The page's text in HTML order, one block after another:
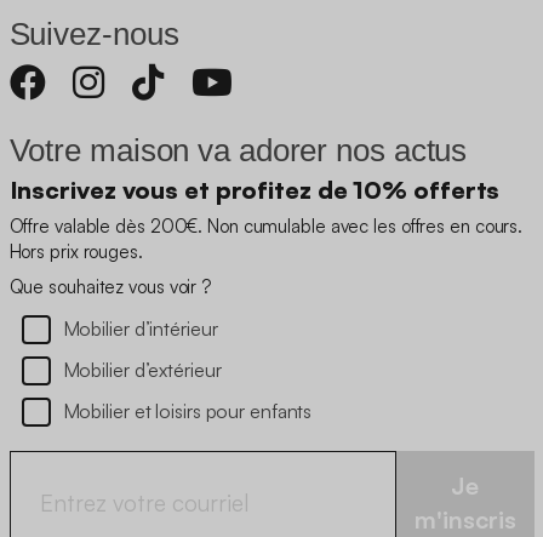
Suivez-nous
Votre maison va adorer nos actus
Inscrivez vous et profitez de 10% offerts
Offre valable dès 200€. Non cumulable avec les offres en cours.
Hors prix rouges.
Que souhaitez vous voir ?
Mobilier d’intérieur
Mobilier d’extérieur
Mobilier et loisirs pour enfants
Je
m'inscris